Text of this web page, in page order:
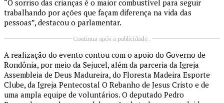
“O sorriso das crianças é o maior combustível para seguir
trabalhando por ações que façam diferença na vida das
pessoas”, destacou o parlamentar.
Continua após a publicidade..
A realização do evento contou com o apoio do Governo de
Rondônia, por meio da Sejucel, além da parceria da Igreja
Assembleia de Deus Madureira, do Floresta Madeira Esporte
Clube, da Igreja Pentecostal O Rebanho de Jesus Cristo e de
uma ampla equipe de voluntários. O deputado Pedro